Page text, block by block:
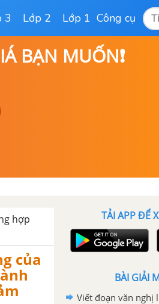
3 Lớp 2 Lớp 1 Công cụ
BẠN MUỐN❗
hợp
của
TẢI APP ĐỂ
BÀI GIẢI